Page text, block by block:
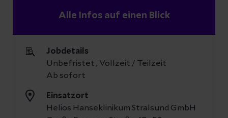
Alle Infos auf einen Blick
Jobdetails
Unbefristet , Vollzeit / Teilzeit
Ab sofort
Einsatzort
Helios Hanseklinikum Stralsund GmbH